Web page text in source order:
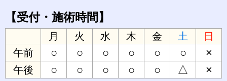
【受付・施術時間】
月 火 水 木 金 土
日
午前
○ ○ ○ ○ ○ ○ ×
午後 ○ ○ ○ ○ ○ △
×